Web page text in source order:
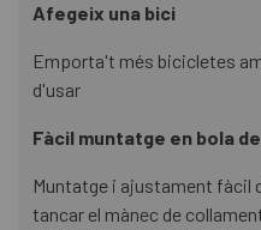
Afegeix una bici
Emporta't més bicicletes
d'usar
Fàcil muntatge en bola
Muntatge i ajustament fàcil
tancar el mànec de